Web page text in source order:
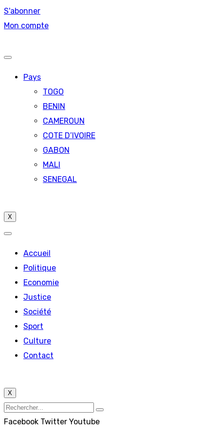
S'abonner
Mon compte
Pays
TOGO
BENIN
CAMEROUN
COTE D’IVOIRE
GABON
MALI
SENEGAL
X
Accueil
Politique
Economie
Justice
Société
Sport
Culture
Contact
X
Facebook Twitter Youtube